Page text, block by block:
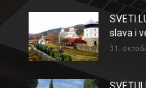
SVETI
slava i
31.